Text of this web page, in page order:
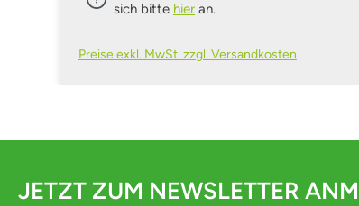
sich bitte hier an.
Preise exkl. MwSt. zzgl. Versandkosten
JETZT ZUM NEWSLETTER